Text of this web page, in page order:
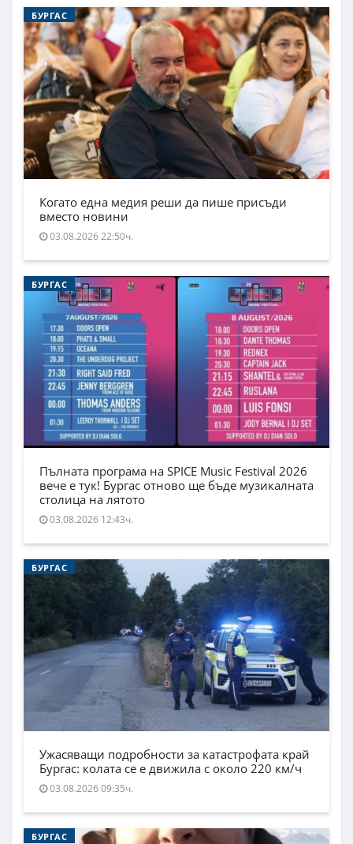
БУРГАС
Когато една медия реши да пише присъди
вместо новини
03.08.2026 22:50ч.
БУРГАС
Пълната програма на SPICE Music Festival 2026
вече е тук! Бургас отново ще бъде музикалната
столица на лятото
03.08.2026 12:43ч.
БУРГАС
Ужасяващи подробности за катастрофата край
Бургас: колата се е движила с около 220 км/ч
03.08.2026 09:35ч.
БУРГАС